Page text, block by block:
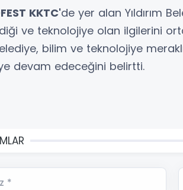
KKTC'de yer alan Yıldırım
ve teknolojiye olan ilgilerini
bilim ve teknolojiye
devam edeceğini belirtti.
*